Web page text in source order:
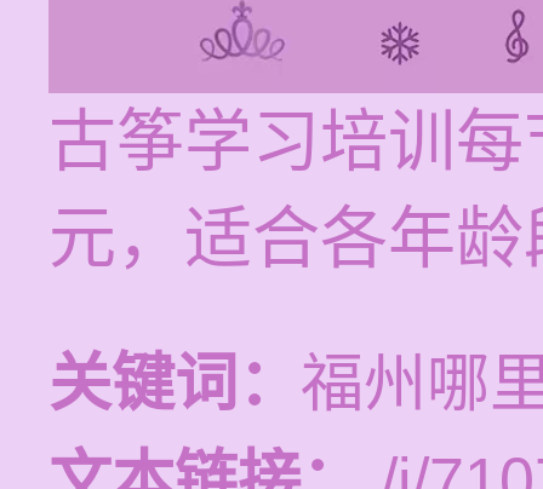
古筝学习培训
元，适合各年
关键词： 福州哪